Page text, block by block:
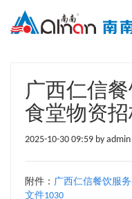
广西仁信
食堂物资
2025-10-30 09:59 by admin
附件： 广西仁信餐饮服
文件1030